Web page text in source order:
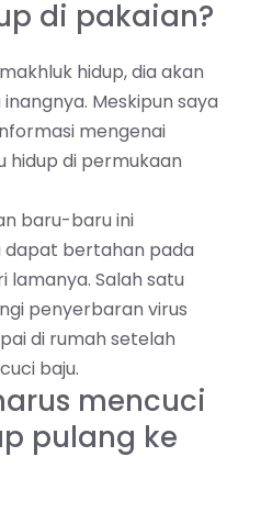
di pakaian?
hidup, dia akan
Meskipun saya
mengenai
hidup di permukaan
baru-baru ini
dapat bertahan pada
lamanya. Salah satu
penyerbaran virus
di rumah setelah
baju.
mencuci
pulang ke